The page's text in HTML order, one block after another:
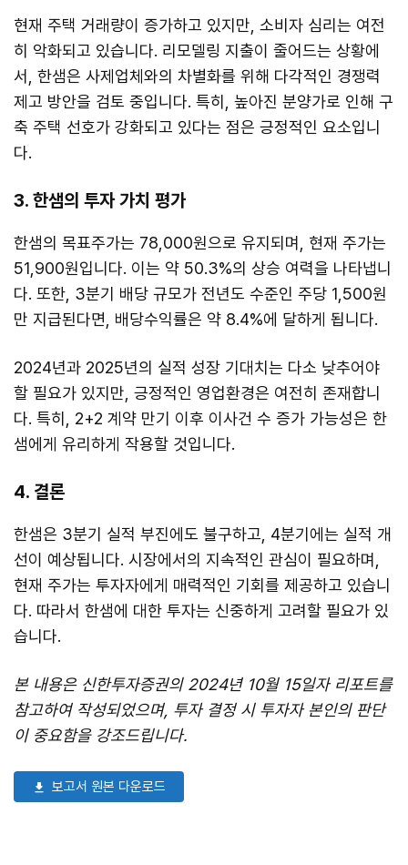
현재 주택 거래량이 증가하고 있지만, 소비자 심리는 여전
히 악화되고 있습니다. 리모델링 지출이 줄어드는 상황에
서, 한샘은 사제업체와의 차별화를 위해 다각적인 경쟁력
제고 방안을 검토 중입니다. 특히, 높아진 분양가로 인해 구
축 주택 선호가 강화되고 있다는 점은 긍정적인 요소입니
다.
3. 한샘의 투자 가치 평가
한샘의 목표주가는 78,000원으로 유지되며, 현재 주가는
51,900원입니다. 이는 약 50.3%의 상승 여력을 나타냅니
다. 또한, 3분기 배당 규모가 전년도 수준인 주당 1,500원
만 지급된다면, 배당수익률은 약 8.4%에 달하게 됩니다.
2024년과 2025년의 실적 성장 기대치는 다소 낮추어야
할 필요가 있지만, 긍정적인 영업환경은 여전히 존재합니
다. 특히, 2+2 계약 만기 이후 이사건 수 증가 가능성은 한
샘에게 유리하게 작용할 것입니다.
4. 결론
한샘은 3분기 실적 부진에도 불구하고, 4분기에는 실적 개
선이 예상됩니다. 시장에서의 지속적인 관심이 필요하며,
현재 주가는 투자자에게 매력적인 기회를 제공하고 있습니
다. 따라서 한샘에 대한 투자는 신중하게 고려할 필요가 있
습니다.
본 내용은 신한투자증권의 2024년 10월 15일자 리포트를
참고하여 작성되었으며, 투자 결정 시 투자자 본인의 판단
이 중요함을 강조드립니다.
보고서 원본 다운로드